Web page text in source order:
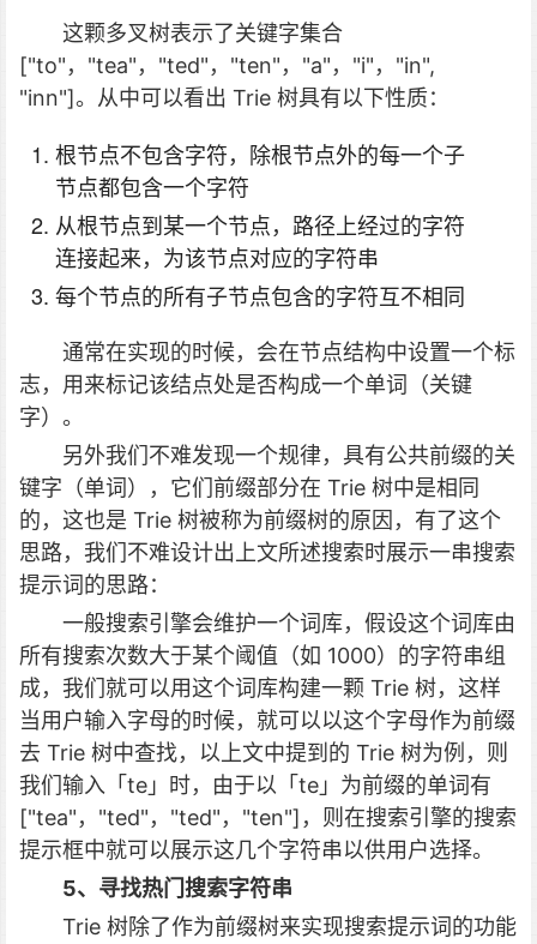
这颗多叉树表示了关键字集合
["to"，"tea"，"ted"，"ten"，"a"，"i"，"in",
"inn"]。从中可以看出 Trie 树具有以下性质：
根节点不包含字符，除根节点外的每一个子
节点都包含一个字符
从根节点到某一个节点，路径上经过的字符
连接起来，为该节点对应的字符串
每个节点的所有子节点包含的字符互不相同
通常在实现的时候，会在节点结构中设置一个标
志，用来标记该结点处是否构成一个单词（关键
字）。
另外我们不难发现一个规律，具有公共前缀的关
键字（单词），它们前缀部分在 Trie 树中是相同
的，这也是 Trie 树被称为前缀树的原因，有了这个
思路，我们不难设计出上文所述搜索时展示一串搜索
提示词的思路：
一般搜索引擎会维护一个词库，假设这个词库由
所有搜索次数大于某个阈值（如 1000）的字符串组
成，我们就可以用这个词库构建一颗 Trie 树，这样
当用户输入字母的时候，就可以以这个字母作为前缀
去 Trie 树中查找，以上文中提到的 Trie 树为例，则
我们输入「te」时，由于以「te」为前缀的单词有
["tea"，"ted"，"ted"，"ten"]，则在搜索引擎的搜索
提示框中就可以展示这几个字符串以供用户选择。
5、寻找热门搜索字符串
Trie 树除了作为前缀树来实现搜索提示词的功能